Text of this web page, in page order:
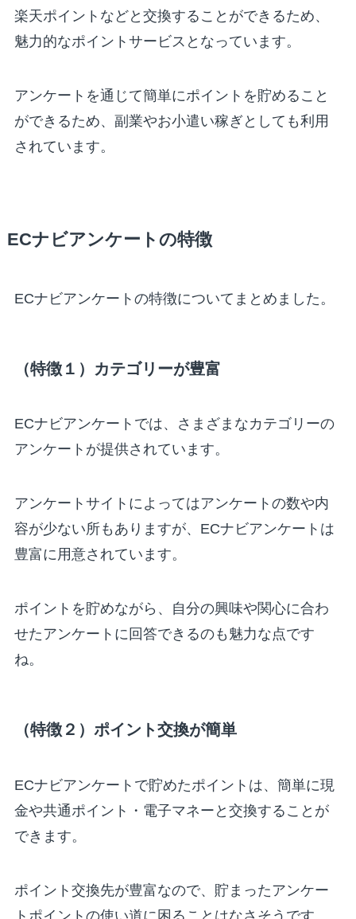
楽天ポイントなどと交換することができるため、
魅力的なポイントサービスとなっています。
アンケートを通じて簡単にポイントを貯めること
ができるため、副業やお小遣い稼ぎとしても利用
されています。
ECナビアンケートの特徴
ECナビアンケートの特徴についてまとめました。
（特徴１）カテゴリーが豊富
ECナビアンケートでは、さまざまなカテゴリーの
アンケートが提供されています。
アンケートサイトによってはアンケートの数や内
容が少ない所もありますが、ECナビアンケートは
豊富に用意されています。
ポイントを貯めながら、自分の興味や関心に合わ
せたアンケートに回答できるのも魅力な点です
ね。
（特徴２）ポイント交換が簡単
ECナビアンケートで貯めたポイントは、簡単に現
金や共通ポイント・電子マネーと交換することが
できます。
ポイント交換先が豊富なので、貯まったアンケー
トポイントの使い道に困ることはなさそうです。